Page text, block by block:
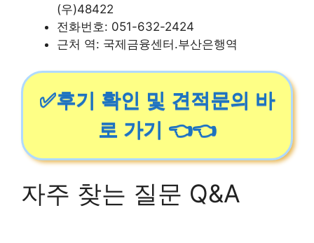
(우)48422
전화번호: 051-632-2424
근처 역: 국제금융센터.부산은행역
✅후기 확인 및 견적문의 바
로 가기 👈👈
자주 찾는 질문 Q&A